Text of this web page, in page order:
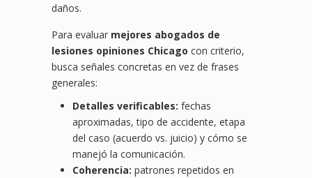
daños.
Para evaluar mejores abogados de
lesiones opiniones Chicago con criterio,
busca señales concretas en vez de frases
generales:
Detalles verificables: fechas
aproximadas, tipo de accidente, etapa
del caso (acuerdo vs. juicio) y cómo se
manejó la comunicación.
Coherencia: patrones repetidos en